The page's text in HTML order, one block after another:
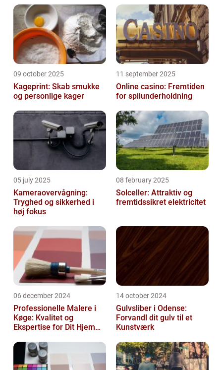
09 october 2025
Kageprint: Skab smukke
og personlige kager
11 september 2025
Online casino: Fremtiden
for spilunderholdning
05 july 2025
Kameraovervågning:
Tryghed og sikkerhed i
høj fokus
08 february 2025
Solceller: Attraktiv og
fremtidssikret elektricitet
06 december 2024
Professionelle Malere i
Køge: Kvalitet og
Ekspertise for Dit Hjem
14 october 2024
Gulvsliber i Odense:
Forvandl dit gulv til et
Kunstværk